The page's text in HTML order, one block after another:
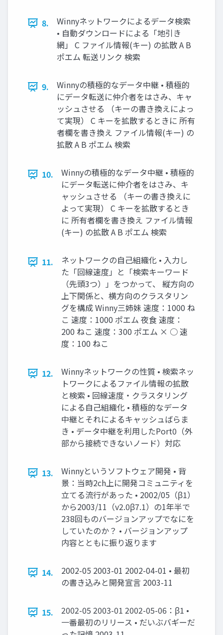
8.
Winnyネットワークによるデータ検索
• 自動ダウンロードによる「地引き
網」 C ファイル情報(キー) の拡散 A B
ポエム 転送リンク 検索
9.
Winnyの積極的なデータ中継 • 積極的
にデータ転送に仲介者をはさみ、キャ
ッシュさせる （キーの書き換えによっ
て実現） C キーを拡散するときに 所有
者欄を書き換え ファイル情報(キー) の
拡散 A B ポエム 検索
10.
Winnyの積極的なデータ中継 • 積極的
にデータ転送に仲介者をはさみ、キ
ャッシュさせる （キーの書き換えに
よって実現） C キーを拡散するとき
に 所有者欄を書き換え ファイル情報
(キー) の拡散 A B ポエム 検索
11.
ネットワークの自己組織化 • 入力し
た「回線速度」と「検索キーワード
（先頭3つ）」をつかって、 縦方向の
上下関係と、横方向のクラスタリン
グを構成 Winny三姉妹 速度：1000 ね
こ 速度：1000 ポエム 夜食 速度：
200 ねこ 速度：300 ポエム × ○ 速
度：100 ねこ
12.
Winnyネットワークの性質 • 検索ネッ
トワークによるファイル情報の拡散
と検索 • 回線速度・クラスタリング
による自己組織化 • 積極的なデータ
中継とそれによるキャッシュばらま
き • データ中継を利用したPort0（外
部から接続できないノード）対応
13.
Winnyというソフトウェア開発 • 背
景：当時2ch上に開発コミュニティを
立てる流行があった • 2002/05（β1）
から2003/11（v2.0β7.1）の1年半で
238回ものバージョンアップでなにを
していたのか？ • バージョンアップ
内容とともに振り返ります
14.
2002-05 2003-01 2002-04-01 • 最初
の書き込みと開発宣言 2003-11
15.
2002-05 2003-01 2002-05-06：β1 •
一番最初のリリース • だいぶバギーだ